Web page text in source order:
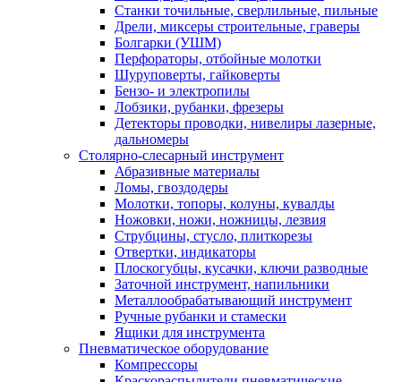
Станки точильные, сверлильные, пильные
Дрели, миксеры строительные, граверы
Болгарки (УШМ)
Перфораторы, отбойные молотки
Шуруповерты, гайковерты
Бензо- и электропилы
Лобзики, рубанки, фрезеры
Детекторы проводки, нивелиры лазерные,
дальномеры
Столярно-слесарный инструмент
Абразивные материалы
Ломы, гвоздодеры
Молотки, топоры, колуны, кувалды
Ножовки, ножи, ножницы, лезвия
Струбцины, стусло, плиткорезы
Отвертки, индикаторы
Плоскогубцы, кусачки, ключи разводные
Заточной инструмент, напильники
Металлообрабатывающий инструмент
Ручные рубанки и стамески
Ящики для инструмента
Пневматическое оборудование
Компрессоры